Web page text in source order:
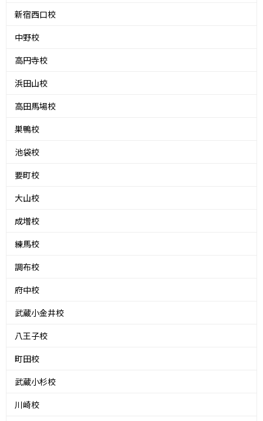
新宿西口校
中野校
高円寺校
浜田山校
高田馬場校
巣鴨校
池袋校
要町校
大山校
成増校
練馬校
調布校
府中校
武蔵小金井校
八王子校
町田校
武蔵小杉校
川崎校